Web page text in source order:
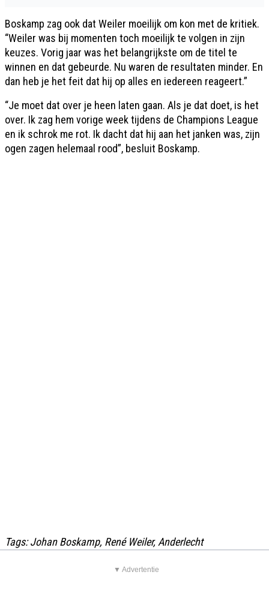
Boskamp zag ook dat Weiler moeilijk om kon met de kritiek.
“Weiler was bij momenten toch moeilijk te volgen in zijn
keuzes. Vorig jaar was het belangrijkste om de titel te
winnen en dat gebeurde. Nu waren de resultaten minder. En
dan heb je het feit dat hij op alles en iedereen reageert.”
“Je moet dat over je heen laten gaan. Als je dat doet, is het
over. Ik zag hem vorige week tijdens de Champions League
en ik schrok me rot. Ik dacht dat hij aan het janken was, zijn
ogen zagen helemaal rood”, besluit Boskamp.
Tags: Johan Boskamp, René Weiler, Anderlecht
▼ Advertentie